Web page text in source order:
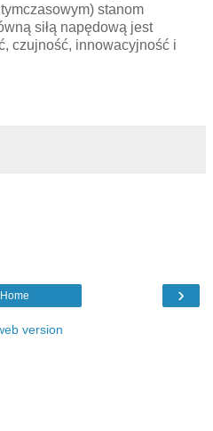
stanom
siłą napędową jest
czujność, innowacyjność i
›
Home
version